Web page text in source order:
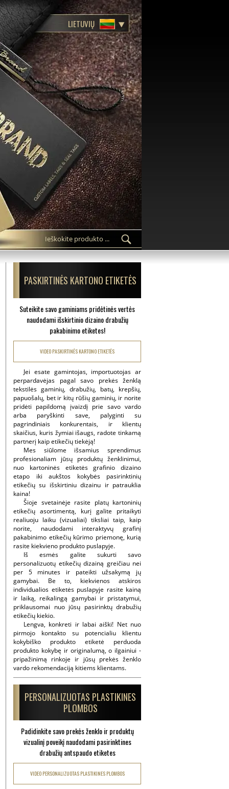
LIETUVIŲ
PASKIRTINĖS KARTONO ETIKETĖS
Suteikite savo gaminiams pridėtinės vertės
naudodami išskirtinio dizaino drabužių
pakabinimo etiketes!
VIDEO PASKIRTINĖS KARTONO ETIKETĖS
Jei esate gamintojas, importuotojas ar
perpardavėjas pagal savo prekės ženklą
tekstilės gaminių, drabužių, batų, krepšių,
papuošalų, bet ir kitų rūšių gaminių, ir norite
pridėti papildomą įvaizdį prie savo vardo
arba paryškinti save, palyginti su
pagrindiniais konkurentais, ir klientų
skaičius, kuris žymiai išaugs, radote tinkamą
partnerį kaip etikečių tiekėją!
Mes siūlome išsamius sprendimus
profesionaliam jūsų produktų ženklinimui,
nuo kartoninės etiketės grafinio dizaino
etapo iki aukštos kokybės pasirinktinių
etikečių su išskirtiniu dizainu ir patrauklia
kaina!
Šioje svetainėje rasite platų kartoninių
etikečių asortimentą, kurį galite pritaikyti
realiuoju laiku (vizualiai) tiksliai taip, kaip
norite, naudodami interaktyvų grafinį
pakabinimo etikečių kūrimo priemonę, kurią
rasite kiekvieno produkto puslapyje.
Iš esmės galite sukurti savo
personalizuotų etikečių dizainą greičiau nei
per 5 minutes ir pateikti užsakymą jų
gamybai. Be to, kiekvienos atskiros
individualios etiketės puslapyje rasite kainą
ir laiką, reikalingą gamybai ir pristatymui,
priklausomai nuo jūsų pasirinktų drabužių
etikečių kiekio.
Lengva, konkreti ir labai aiški! Net nuo
pirmojo kontakto su potencialiu klientu
kokybiško produkto etiketė perduoda
produkto kokybę ir originalumą, o ilgainiui -
pripažinimą rinkoje ir jūsų prekės ženklo
vardo rekomendaciją kitiems klientams.
PERSONALIZUOTAS PLASTIKINES
PLOMBOS
Padidinkite savo prekės ženklo ir produktų
vizualinį poveikį naudodami pasirinktines
drabužių antspaudo etiketes
VIDEO PERSONALIZUOTAS PLASTIKINES PLOMBOS